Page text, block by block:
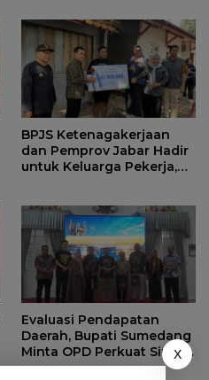
BPJS Ketenagakerjaan
dan Pemprov Jabar Hadir
untuk Keluarga Pekerja,
Evaluasi Pendapatan
Daerah, Bupati Sumedang
Minta OPD Perkuat Sinergi
dan Digitalisasi Pajak
X